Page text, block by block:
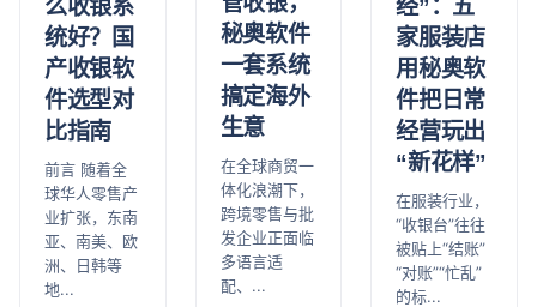
么收银系
统好？国
产收银软
件选型对
比指南
前言 随着全
球华人零售产
业扩张，东南
亚、南美、欧
洲、日韩等
地...
秘奥软件
一套系统
搞定海外
生意
在全球商贸一
体化浪潮下，
跨境零售与批
发企业正面临
多语言适
配、...
经”：五
家服装店
用秘奥软
件把日常
经营玩出
“新花样”
在服装行业，
“收银台”往往
被贴上“结账”
“对账”“忙乱”
的标...